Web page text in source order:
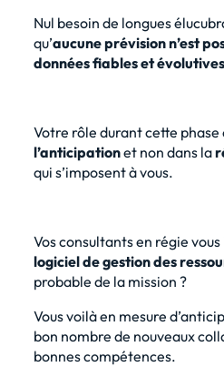
Nul besoin de longues
qu’aucune prévision n’est
données fiables et évolutives
Votre rôle durant cette phase
l’anticipationet non dans la
qui s’imposent à vous.
Vos consultants en régie
logiciel de gestion des
probable de la mission ?
Vous voilà en mesure
bon nombre de nouveaux
bonnes compétences.